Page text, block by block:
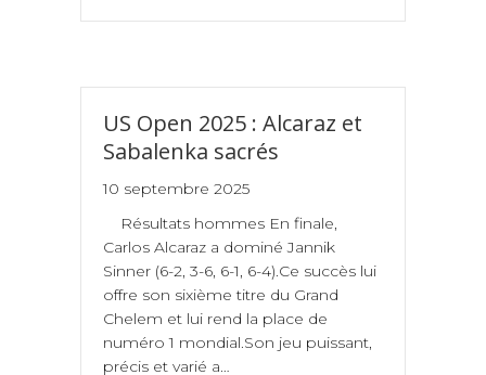
US Open 2025 : Alcaraz et
Sabalenka sacrés
10 septembre 2025
Résultats hommes En finale,
Carlos Alcaraz a dominé Jannik
Sinner (6-2, 3-6, 6-1, 6-4).Ce succès lui
offre son sixième titre du Grand
Chelem et lui rend la place de
numéro 1 mondial.Son jeu puissant,
précis et varié a…